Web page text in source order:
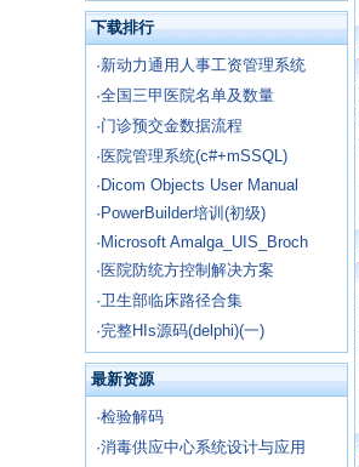
下载排行
·新动力通用人事工资管理系统
·全国三甲医院名单及数量
·门诊预交金数据流程
·医院管理系统(c#+mSSQL)
· Dicom Objects User Manual
· PowerBuilder培训(初级)
· Microsoft Amalga_UIS_Broch
·医院防统方控制解决方案
·卫生部临床路径合集
·完整HIs源码(delphi)(一)
最新资源
·检验解码
·消毒供应中心系统设计与应用